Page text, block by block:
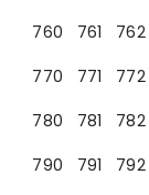
760
761 762
770
771 772
780
781 782
790
791 792